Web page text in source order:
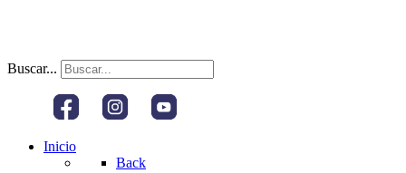
Buscar...
Inicio
Back